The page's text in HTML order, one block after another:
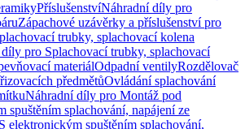
PříslušenstvíNáhradní díly pro
Zápachové uzávěrky a příslušenství pro
trubky, splachovací kolena
pro Splachovací trubky, splachovací
materiálOdpadní ventilyRozdělovač
předmětůOvládání splachování
Náhradní díly pro Montáž pod
spuštěním splachování, napájení ze
elektronickým spuštěním splachování,